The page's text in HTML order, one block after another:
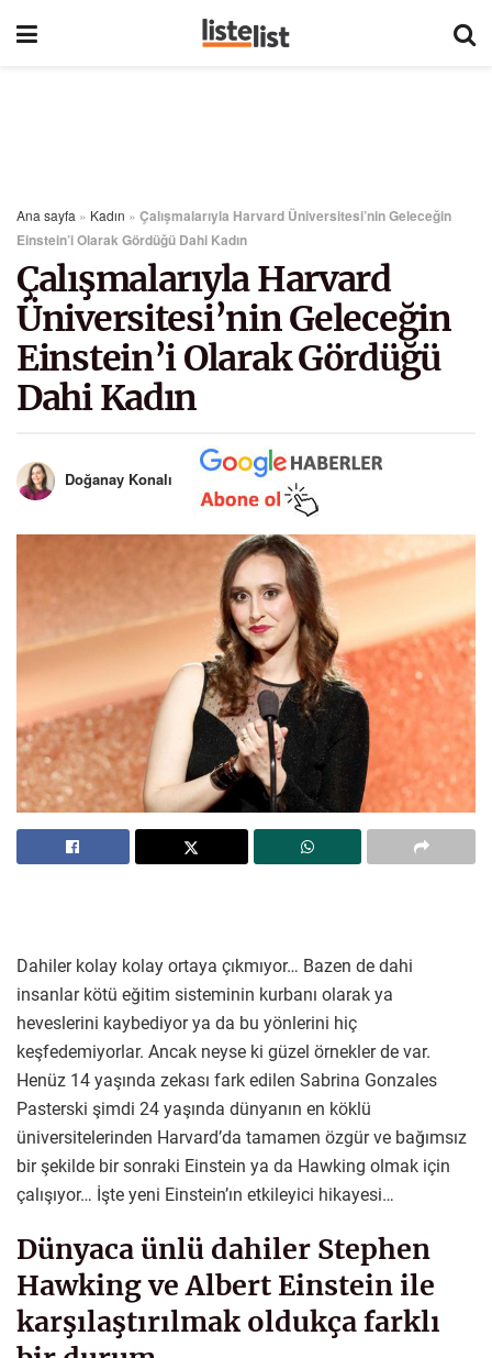
Ana sayfa » Kadın » Çalışmalarıyla Harvard Üniversitesi’nin Geleceğin
Einstein’i Olarak Gördüğü Dahi Kadın
Çalışmalarıyla Harvard
Üniversitesi’nin Geleceğin
Einstein’i Olarak Gördüğü
Dahi Kadın
Doğanay Konalı
Dahiler kolay kolay ortaya çıkmıyor… Bazen de dahi
insanlar kötü eğitim sisteminin kurbanı olarak ya
heveslerini kaybediyor ya da bu yönlerini hiç
keşfedemiyorlar. Ancak neyse ki güzel örnekler de var.
Henüz 14 yaşında zekası fark edilen Sabrina Gonzales
Pasterski şimdi 24 yaşında dünyanın en köklü
üniversitelerinden Harvard’da tamamen özgür ve bağımsız
bir şekilde bir sonraki Einstein ya da Hawking olmak için
çalışıyor… İşte yeni Einstein’ın etkileyici hikayesi…
Dünyaca ünlü dahiler Stephen
Hawking ve Albert Einstein ile
karşılaştırılmak oldukça farklı